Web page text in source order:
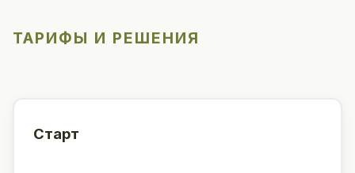
ТАРИФЫ И РЕШЕНИЯ
Старт